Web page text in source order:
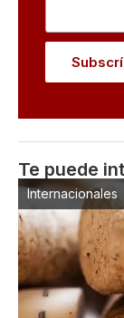
Te puede
Internacionales